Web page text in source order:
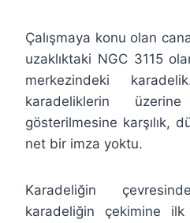
Çalışmaya konu olan
uzaklıktaki NGC 3115
merkezindeki
karadeliklerin
gösterilmesine karşılık,
net bir imza yoktu.
Karadeliğin
karadeliğin çekimine ilk